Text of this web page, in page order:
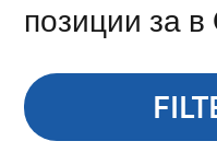
позиции за